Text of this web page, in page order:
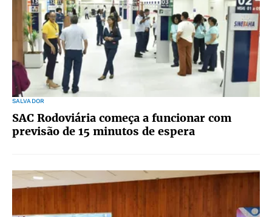
SALVADOR
SAC Rodoviária começa a funcionar com
previsão de 15 minutos de espera